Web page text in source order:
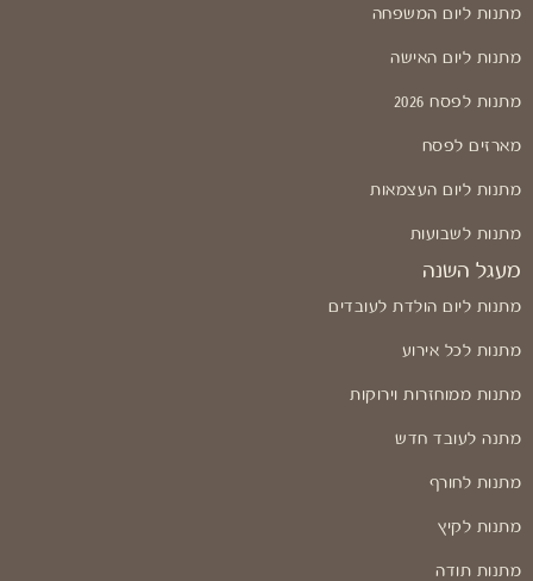
מתנות ליום המשפחה
מתנות ליום האישה
מתנות לפסח 2026
מארזים לפסח
מתנות ליום העצמאות
מתנות לשבועות
מעגל השנה
מתנות ליום הולדת לעובדים
מתנות לכל אירוע
מתנות ממוחזרות וירוקות
מתנה לעובד חדש
מתנות לחורף
מתנות לקיץ
מתנות תודה